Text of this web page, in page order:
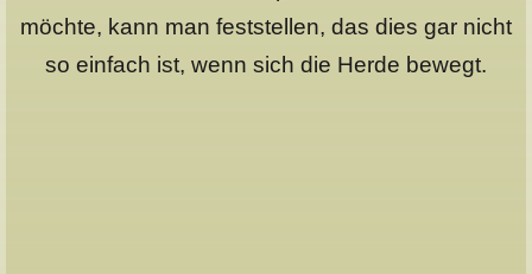
möchte, kann man feststellen, das dies gar nicht
so einfach ist, wenn sich die Herde bewegt.